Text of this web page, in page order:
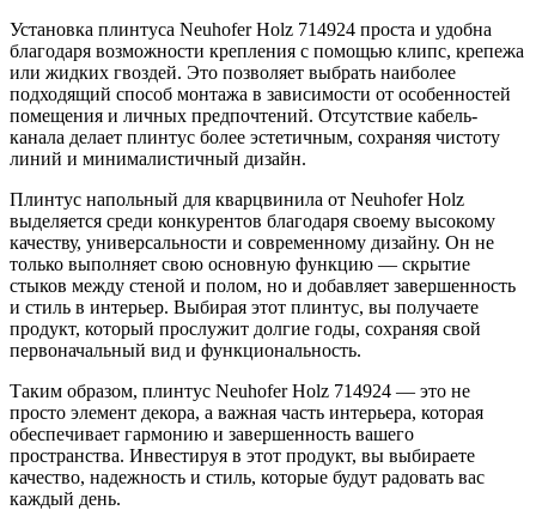
Установка плинтуса Neuhofer Holz 714924 проста и удобна
благодаря возможности крепления с помощью клипс, крепежа
или жидких гвоздей. Это позволяет выбрать наиболее
подходящий способ монтажа в зависимости от особенностей
помещения и личных предпочтений. Отсутствие кабель-
канала делает плинтус более эстетичным, сохраняя чистоту
линий и минималистичный дизайн.
Плинтус напольный для кварцвинила от Neuhofer Holz
выделяется среди конкурентов благодаря своему высокому
качеству, универсальности и современному дизайну. Он не
только выполняет свою основную функцию — скрытие
стыков между стеной и полом, но и добавляет завершенность
и стиль в интерьер. Выбирая этот плинтус, вы получаете
продукт, который прослужит долгие годы, сохраняя свой
первоначальный вид и функциональность.
Таким образом, плинтус Neuhofer Holz 714924 — это не
просто элемент декора, а важная часть интерьера, которая
обеспечивает гармонию и завершенность вашего
пространства. Инвестируя в этот продукт, вы выбираете
качество, надежность и стиль, которые будут радовать вас
каждый день.